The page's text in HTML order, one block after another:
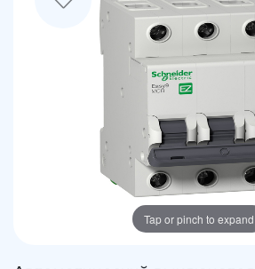
Tap or pinch to expand